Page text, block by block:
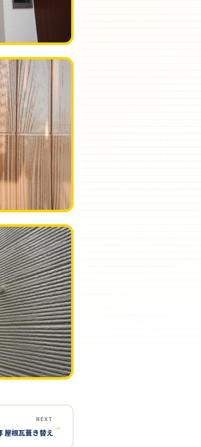
NEXT
屋根瓦葺き替え
→